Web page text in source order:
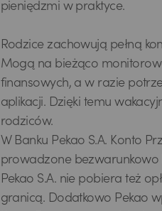
pieniędzmi w praktyce.
Rodzice zachowują pełną
Mogą na bieżąco
finansowych, a w razie
aplikacji. Dzięki temu
rodziców.
W Banku Pekao S.A. Konto
prowadzone bezwarunkowo
Pekao S.A. nie pobiera też
granicą. Dodatkowo Pekao